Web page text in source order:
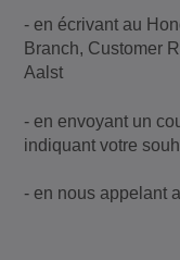
- en écrivant au
Branch, Customer
Aalst
- en envoyant un
indiquant votre
- en nous appelant